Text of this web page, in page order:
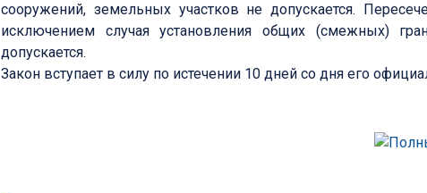
сооружений, земельных участков не допускается.
исключением случая установления общих (смежных)
допускается.
Закон вступает в силу по истечении 10 дней со дня его